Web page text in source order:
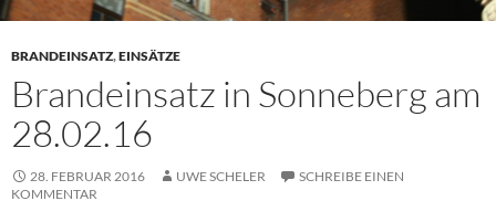
BRANDEINSATZ,EINSÄTZE
Brandeinsatz in Sonneberg am
28.02.16
28. FEBRUAR 2016 UWE SCHELER
SCHREIBE EINEN
KOMMENTAR